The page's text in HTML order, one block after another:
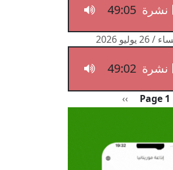
نشرة الثامنة مساء / 27 يوليو 2026
49:05
2026
نشرة الثامنة مساء / 26 يوليو 2026
49:02
Page 1 الصفحة التالية
››